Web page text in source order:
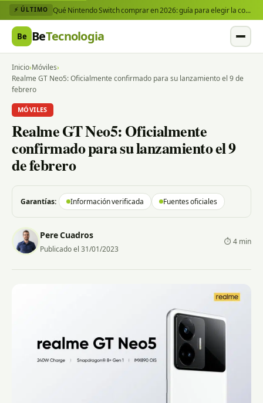
⚡ ÚLTIMO Qué Nintendo Switch comprar en 2026: guía para elegir la consola y los juegos que necesitas
Be BeTecnologia
Inicio›Móviles›
Realme GT Neo5: Oficialmente confirmado para su lanzamiento el 9 de
febrero
MÓVILES
Realme GT Neo5: Oficialmente
confirmado para su lanzamiento el 9
de febrero
Garantías: Información verificada Fuentes oficiales
Pere Cuadros
Publicado el 31/01/2023
⏱ 4 min